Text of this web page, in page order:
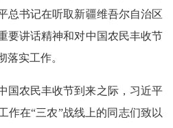
总书记在听取新疆维吾尔自治区
要讲话精神和对中国农民丰收节
落实工作。
国农民丰收节到来之际，习近平
作在“三农”战线上的同志们致以